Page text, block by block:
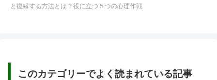
と復縁する方法とは？役に立つ５つの心理作戦
このカテゴリーでよく読まれている記事